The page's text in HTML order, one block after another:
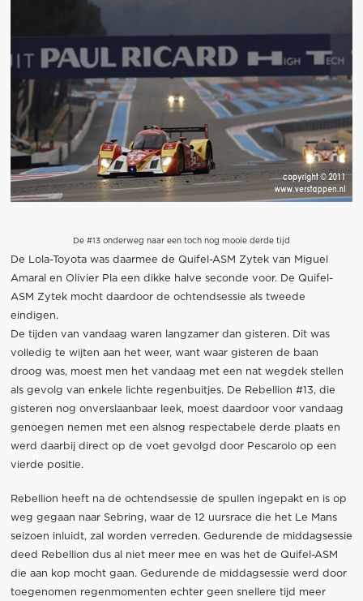
De #13 onderweg naar een toch nog mooie derde tijd
De Lola-Toyota was daarmee de Quifel-ASM Zytek van Miguel
Amaral en Olivier Pla een dikke halve seconde voor. De Quifel-
ASM Zytek mocht daardoor de ochtendsessie als tweede
eindigen.
De tijden van vandaag waren langzamer dan gisteren. Dit was
volledig te wijten aan het weer, want waar gisteren de baan
droog was, moest men het vandaag met een nat wegdek stellen
als gevolg van enkele lichte regenbuitjes. De Rebellion #13, die
gisteren nog onverslaanbaar leek, moest daardoor voor vandaag
genoegen nemen met een alsnog respectabele derde plaats en
werd daarbij direct op de voet gevolgd door Pescarolo op een
vierde positie.
Rebellion heeft na de ochtendsessie de spullen ingepakt en is op
weg gegaan naar Sebring, waar de 12 uursrace die het Le Mans
seizoen inluidt, zal worden verreden. Gedurende de middagsessie
deed Rebellion dus al niet meer mee en was het de Quifel-ASM
die aan kop mocht gaan. Gedurende de middagsessie werd door
toegenomen regenmomenten echter geen snellere tijd meer